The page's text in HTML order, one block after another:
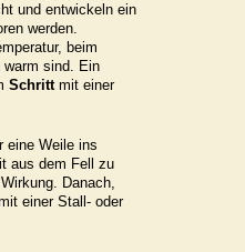
und entwickeln ein
werden.
beim
sind. Ein
Schrittmit einer
eine Weile ins
aus dem Fell zu
Danach,
einer Stall- oder